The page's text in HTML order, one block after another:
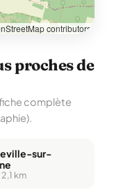
contributors
proches de
fiche complète
sur-
2,1 km